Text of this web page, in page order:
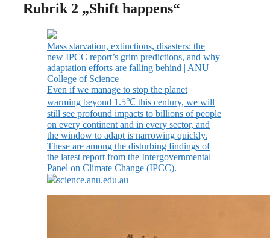
Rubrik 2 „Shift happens“
Mass starvation, extinctions, disasters: the
new IPCC report’s grim predictions, and why
adaptation efforts are falling behind | ANU
College of Science
Even if we manage to stop the planet
warming beyond 1.5℃ this century, we will
still see profound impacts to billions of people
on every continent and in every sector, and
the window to adapt is narrowing quickly.
These are among the disturbing findings of
the latest report from the Intergovernmental
Panel on Climate Change (IPCC).
science.anu.edu.au